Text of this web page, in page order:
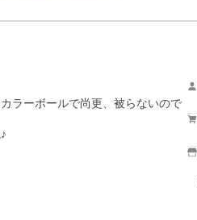
ラーボールで尚更、被らないので